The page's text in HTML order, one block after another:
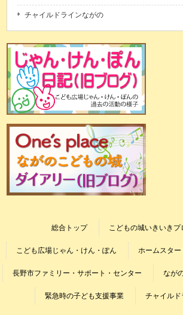
チャイルドラインながの
総合トップ こどもの城いきいきプ
こども広場じゃん・けん・ぽん ホームスタ
長野市ファミリー・サポート・センター なが
緊急時の子ども支援事業 チャイル